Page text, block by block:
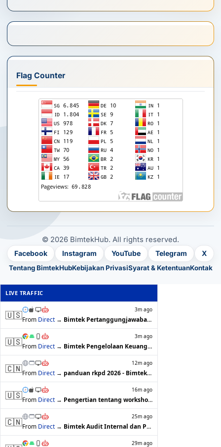
Flag Counter
© 2026 BimtekHub. All rights reserved.
Facebook Instagram YouTube Telegram X
Tentang BimtekHubKebijakan PrivasiSyarat & KetentuanKontak
LIVE TRAFFIC
🇺🇸 3m ago
From Direct → Bimtek Pertanggungjawaban Keuangan OPD…
🇺🇸 3m ago
From Direct → Bimtek Pengelolaan Keuangan Desa untuk…
🇨🇳 12m ago
From Direct → panduan rkpd 2026 - BimtekHub
🇺🇸 16m ago
From Direct → Pengertian tentang workshop - BimtekHub
🇨🇳 25m ago
From Direct → Bimtek Audit Internal dan Pengawasan K…
29m ago